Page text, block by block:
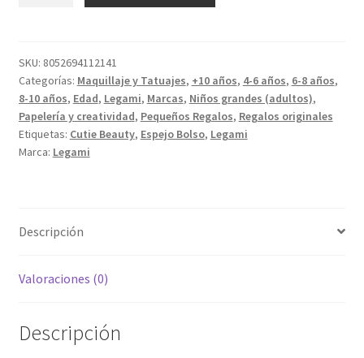
cantidad
SKU: 8052694112141
Categorías: Maquillaje y Tatuajes, +10 años, 4-6 años, 6-8 años,
8-10 años, Edad, Legami, Marcas, Niños grandes (adultos),
Papelería y creatividad, Pequeños Regalos, Regalos originales
Etiquetas: Cutie Beauty, Espejo Bolso, Legami
Marca: Legami
Descripción
Valoraciones (0)
Descripción